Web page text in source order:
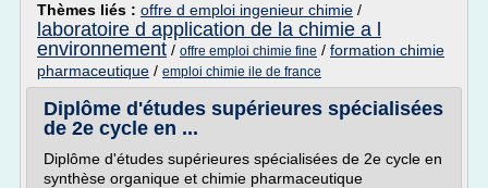
Thèmes liés : offre d emploi ingenieur chimie /
laboratoire d application de la chimie a l
environnement / offre emploi chimie fine / formation chimie
pharmaceutique / emploi chimie ile de france
Diplôme d'études supérieures spécialisées
de 2e cycle en ...
Diplôme d'études supérieures spécialisées de 2e cycle en
synthèse organique et chimie pharmaceutique